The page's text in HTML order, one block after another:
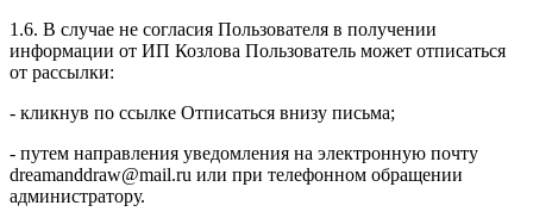
1.6. В случае не согласия Пользователя в получении
информации от ИП Козлова Пользователь может отписаться
от рассылки:
- кликнув по ссылке Отписаться внизу письма;
- путем направления уведомления на электронную почту
dreamanddraw@mail.ru или при телефонном обращении
администратору.